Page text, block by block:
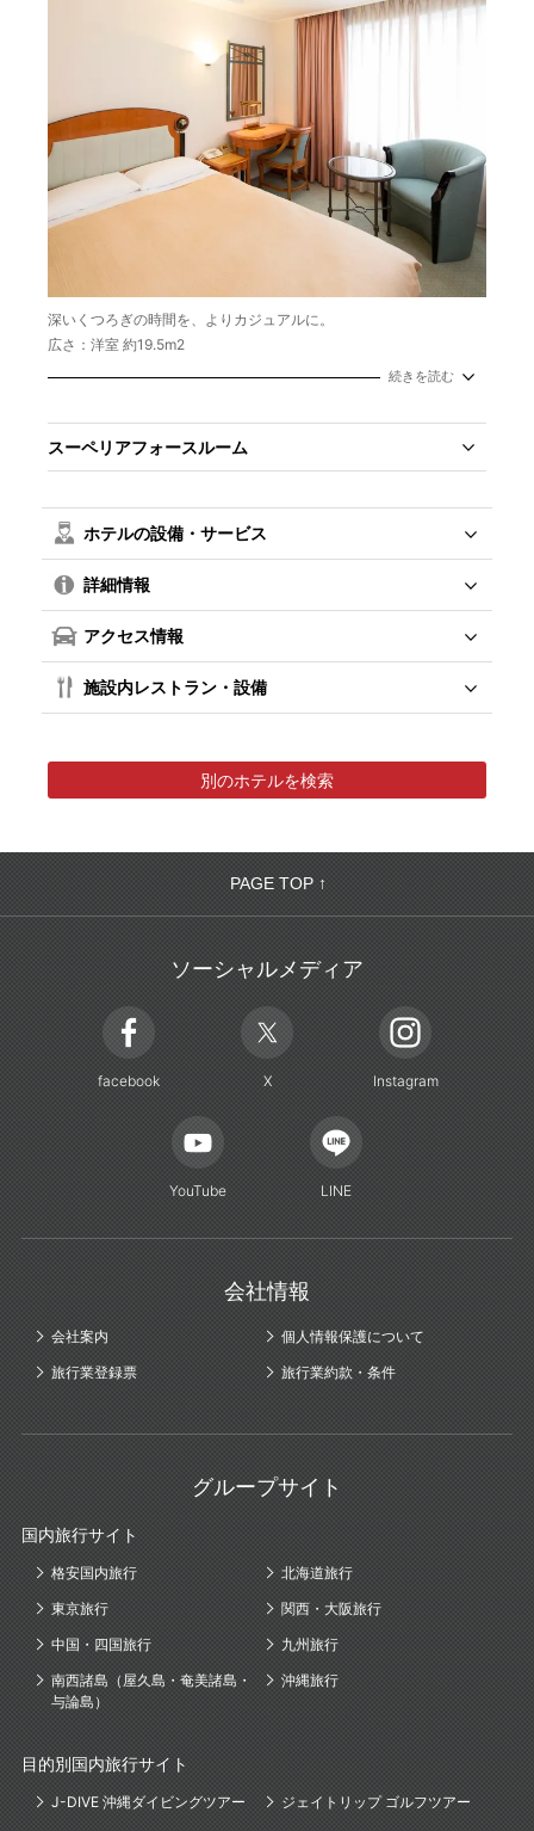
深いくつろぎの時間を、よりカジュアルに。
広さ：洋室 約19.5m2
続きを読む
スーペリアフォースルーム
ホテルの設備・サービス
詳細情報
アクセス情報
施設内レストラン・設備
別のホテルを検索
PAGE TOP ↑
ソーシャルメディア
facebook X Instagram
YouTube LINE
会社情報
会社案内
個人情報保護について
旅行業登録票
旅行業約款・条件
グループサイト
国内旅行サイト
格安国内旅行
北海道旅行
東京旅行
関西・大阪旅行
中国・四国旅行
九州旅行
南西諸島（屋久島・奄美諸島・
与論島）
沖縄旅行
目的別国内旅行サイト
J-DIVE 沖縄ダイビングツアー
ジェイトリップ ゴルフツアー